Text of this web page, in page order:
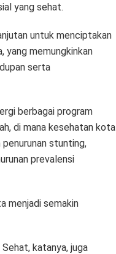
yang sehat.
untuk menciptakan
yang memungkinkan
serta
berbagai program
di mana kesehatan kota
stunting,
prevalensi
menjadi semakin
katanya, juga